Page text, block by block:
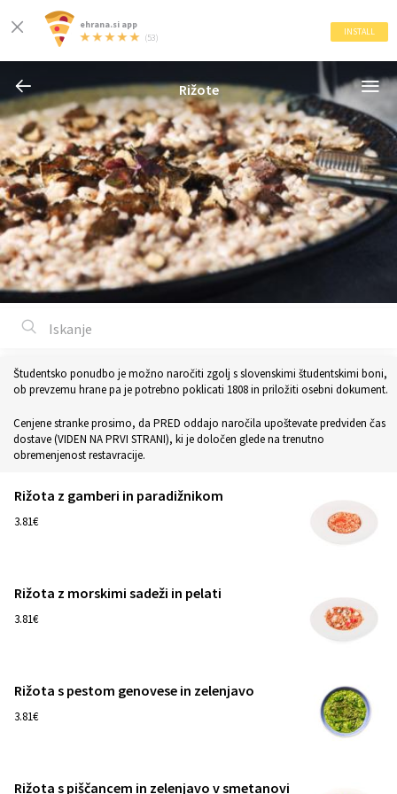
ehrana.si app
(53)
INSTALL
Rižote
Študentsko ponudbo je možno naročiti zgolj s slovenskimi študentskimi boni,
ob prevzemu hrane pa je potrebno poklicati 1808 in priložiti osebni dokument.
Cenjene stranke prosimo, da PRED oddajo naročila upoštevate predviden čas
dostave (VIDEN NA PRVI STRANI), ki je določen glede na trenutno
obremenjenost restavracije.
Rižota z gamberi in paradižnikom
3.81€
Rižota z morskimi sadeži in pelati
3.81€
Rižota s pestom genovese in zelenjavo
3.81€
Rižota s piščancem in zelenjavo v smetanovi